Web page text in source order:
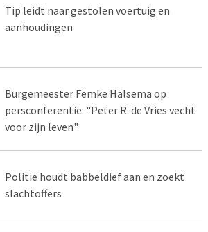
Tip leidt naar gestolen voertuig en
aanhoudingen
Burgemeester Femke Halsema op
persconferentie: "Peter R. de Vries vecht
voor zijn leven"
Politie houdt babbeldief aan en zoekt
slachtoffers